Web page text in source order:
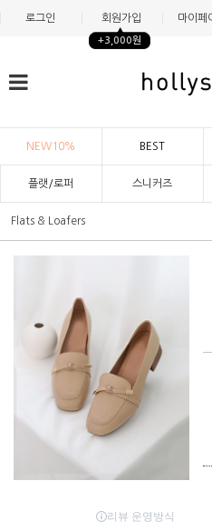
로그인 회원가입
+3,000원
마이페
NEW10% BEST
플랫/로퍼 스니커즈
Flats & Loafers